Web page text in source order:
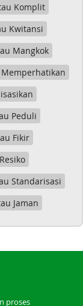
Komplit
Kwitansi
Mangkok
Peduli
Fikir
Standarisasi
Jaman
proses